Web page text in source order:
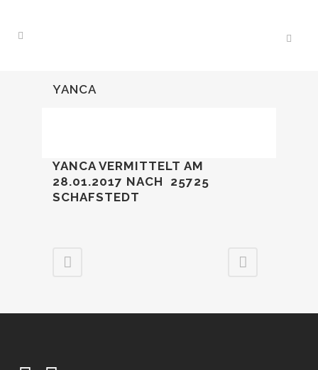
YANCA
YANCA VERMITTELT AM
28.01.2017 NACH 25725
SCHAFSTEDT